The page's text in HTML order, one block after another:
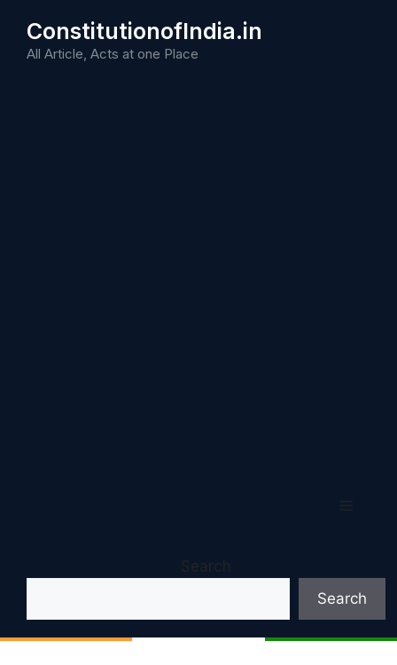
content
ConstitutionofIndia.in
All Article, Acts at one Place
Search
Search